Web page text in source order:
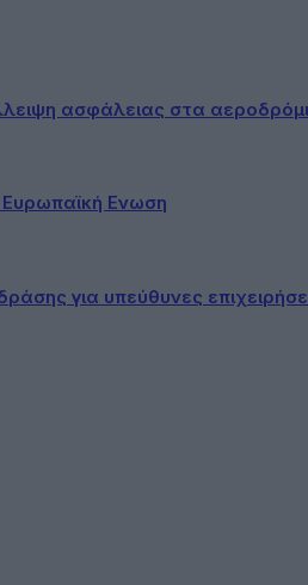
ασφάλειας στα
Ευρωπαϊκή Ενωση
για υπεύθυνες